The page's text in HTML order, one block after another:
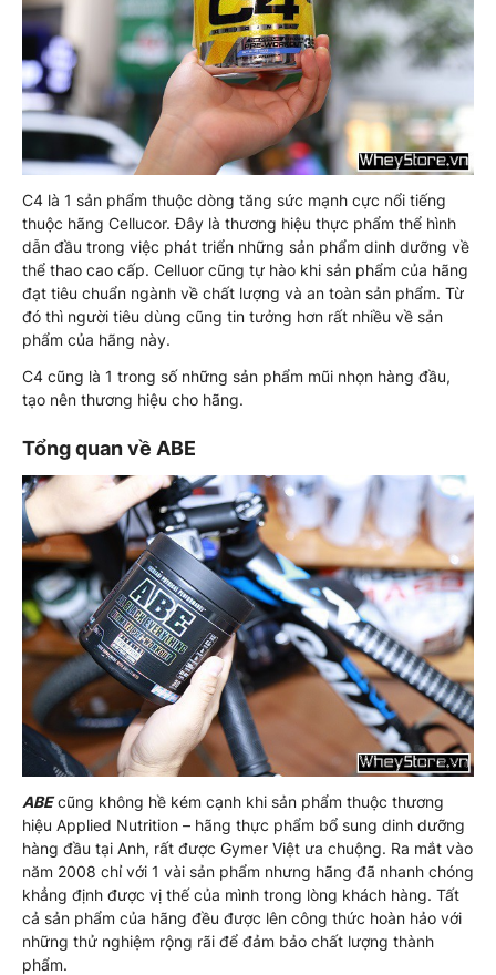
C4 là 1 sản phẩm thuộc dòng tăng sức mạnh cực nổi tiếng
thuộc hãng Cellucor. Đây là thương hiệu thực phẩm thể hình
dẫn đầu trong việc phát triển những sản phẩm dinh dưỡng về
thể thao cao cấp. Celluor cũng tự hào khi sản phẩm của hãng
đạt tiêu chuẩn ngành về chất lượng và an toàn sản phẩm. Từ
đó thì người tiêu dùng cũng tin tưởng hơn rất nhiều về sản
phẩm của hãng này.
C4 cũng là 1 trong số những sản phẩm mũi nhọn hàng đầu,
tạo nên thương hiệu cho hãng.
Tổng quan về ABE
ABEcũng không hề kém cạnh khi sản phẩm thuộc thương
hiệu Applied Nutrition – hãng thực phẩm bổ sung dinh dưỡng
hàng đầu tại Anh, rất được Gymer Việt ưa chuộng. Ra mắt vào
năm 2008 chỉ với 1 vài sản phẩm nhưng hãng đã nhanh chóng
khẳng định được vị thế của mình trong lòng khách hàng. Tất
cả sản phẩm của hãng đều được lên công thức hoàn hảo với
những thử nghiệm rộng rãi để đảm bảo chất lượng thành
phẩm.